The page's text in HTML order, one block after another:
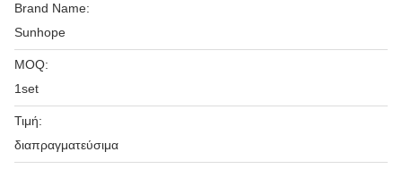
Brand Name:
Sunhope
MOQ:
1set
Τιμή:
διαπραγματεύσιμα